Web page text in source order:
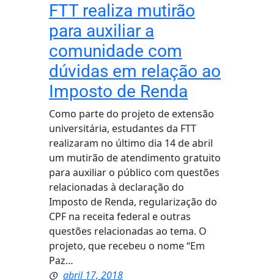
FTT realiza mutirão
para auxiliar a
comunidade com
dúvidas em relação ao
Imposto de Renda
Como parte do projeto de extensão
universitária, estudantes da FTT
realizaram no último dia 14 de abril
um mutirão de atendimento gratuito
para auxiliar o público com questões
relacionadas à declaração do
Imposto de Renda, regularização do
CPF na receita federal e outras
questões relacionadas ao tema. O
projeto, que recebeu o nome “Em
Paz…
abril 17, 2018